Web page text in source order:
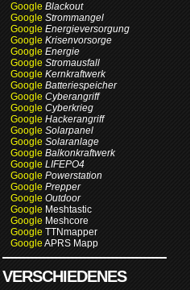
Google Blackout
Google Strommangel
Google Energieversorgung
Google Krisenvorsorge
Google Energie
Google Stromausfall
Google Kernkraftwerk
Google Batteriespeicher
Google Cyberangriff
Google Cyberkrieg
Google Hackerangriff
Google Solarpanel
Google Solaranlage
Google Balkonkraftwerk
Google LIFEPO4
Google Powerstation
Google Prepper
Google Outdoor
Google Meshtastic
Google Meshcore
Google TTNmapper
Google APRS Mapp
VERSCHIEDENES